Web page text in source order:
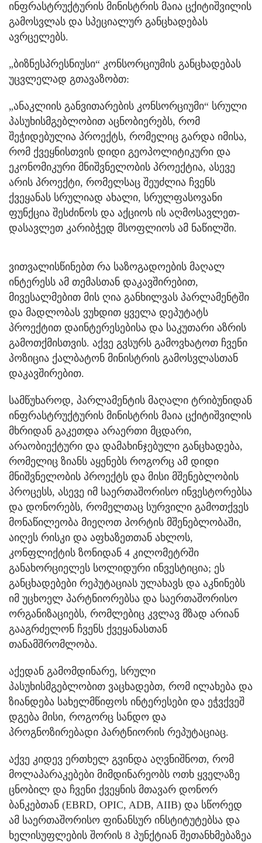
ინფრასტრუქტურის მინისტრის მაია ცქიტიშვილის
გამოსვლას და სპეციალურ განცხადებას
ავრცელებს.
„ბიზნესპრესნიუსი“ კონსორციუმის განცხადებას
უცვლელად გთავაზობთ:
„ანაკლიის განვითარების კონსორციუმი“ სრული
პასუხისმგებლობით აცნობიერებს, რომ
შეჭიდებულია პროექტს, რომელიც გარდა იმისა,
რომ ქვეყნისთვის დიდი გეოპოლიტიკური და
ეკონომიკური მნიშვნელობის პროექტია, ასევე
არის პროექტი, რომელსაც შეუძლია ჩვენს
ქვეყანას სრულიად ახალი, სრულფასოვანი
ფუნქცია შესძინოს და აქციოს ის აღმოსავლეთ-
დასავლეთ კარიბჭედ მსოფლიოს ამ ნაწილში.
ვითვალისწინებთ რა საზოგადოების მაღალ
ინტერესს ამ თემასთან დაკავშირებით,
მივესალმებით მის ღია განხილვას პარლამენტში
და მადლობას ვუხდით ყველა დეპუტატს
პროექტით დაინტერესებისა და საკუთარი აზრის
გამოთქმისთვის. აქვე გვსურს გამოვხატოთ ჩვენი
პოზიცია ქალბატონ მინისტრის გამოსვლასთან
დაკავშირებით.
სამწუხაროდ, პარლამენტის მაღალი ტრიბუნიდან
ინფრასტრუქტურის მინისტრის მაია ცქიტიშვილის
მხრიდან გაკეთდა არაერთი მცდარი,
არაობიექტური და დამახინჯებული განცხადება,
რომელიც ზიანს აყენებს როგორც ამ დიდი
მნიშვნელობის პროექტს და მისი მშენებლობის
პროცესს, ასევე იმ საერთაშორისო ინვესტორებსა
და დონორებს, რომელთაც სურვილი გამოთქვეს
მონაწილეობა მიეღოთ პორტის მშენებლობაში,
აიღეს რისკი და აფხაზეთთან ახლოს,
კონფლიქტის ზონიდან 4 კილომეტრში
განახორციელეს სოლიდური ინვესტიცია; ეს
განცხადებები რეპუტაციას ულახავს და აკნინებს
იმ უცხოელ პარტნიორებსა და საერთაშორისო
ორგანიზაციებს, რომლებიც კვლავ მზად არიან
გააგრძელონ ჩვენს ქვეყანასთან
თანამშრომლობა.
აქედან გამომდინარე, სრული
პასუხისმგებლობით ვაცხადებთ, რომ ილახება და
ზიანდება სახელმწიფოს ინტერესები და ეჭვქვეშ
დგება მისი, როგორც სანდო და
პროგნოზირებადი პარტნიორის რეპუტაციაც.
აქვე კიდევ ერთხელ გვინდა აღვნიშნოთ, რომ
მოლაპარაკებები მიმდინარეობს ოთხ ყველაზე
ცნობილ და ჩვენი ქვეყნის მთავარ დონორ
ბანკებთან (EBRD, OPIC, ADB, AIIB) და სწორედ
ამ საერთაშორისო ფინანსურ ინსტიტუტებსა და
ხელისუფლების შორის 8 პუნქტიან შეთანხმებაზეა